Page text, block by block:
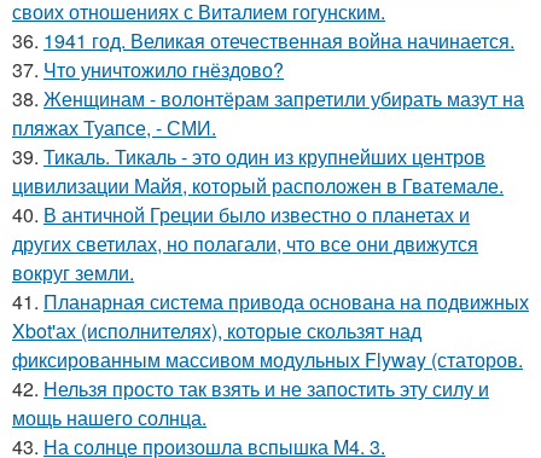
своих отношениях с Виталием гогунским.
36. 1941 год. Великая отечественная война начинается.
37. Что уничтожило гнёздово?
38. Женщинам - волонтёрам запретили убирать мазут на
пляжах Туапсе, - СМИ.
39. Тикаль. Тикаль - это один из крупнейших центров
цивилизации Майя, который расположен в Гватемале.
40. В античной Греции было известно о планетах и
других светилах, но полагали, что все они движутся
вокруг земли.
41. Планарная система привода основана на подвижных
Xbot'ах (исполнителях), которые скользят над
фиксированным массивом модульных Flyway (статоров.
42. Нельзя просто так взять и не запостить эту силу и
мощь нашего солнца.
43. На солнце произошла вспышка M4. 3.